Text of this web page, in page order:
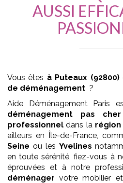
AUSSI
Vous êtes à Puteaux (92800)
de déménagement ?
Aide Déménagement Paris
déménagement
pas cher
professionnel dans la région
ailleurs en Île-de-France,
Seine ou les Yvelines
en toute sérénité, fiez-vous à
éprouvées et à notre
déménager votre mobilier